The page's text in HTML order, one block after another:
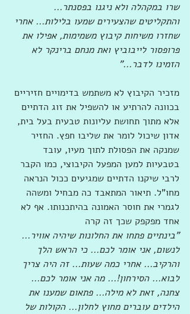
שרו במקהלה ולא ניגנו בפסנתר...
והתקליטים שהצעירים שמעו בלילות... אחרי
שחזרו משיחות קיבוץ משמימות, אפילו את
פרופסור לייבוביץ ואת מנחם ברינקר לא
הזמינו לדבר..."
מזכיר הקיבוץ לא משתמש בדימויים חזיריים
בכוונה להרתיע או להשפיל את זוג הדתיים
אלא מתוך תחושת עליונות טבעית בעל בית,
אדון שיכול לומר את שליבו חפץ. החזיר
שמנקה את הפסולת לתוך מעיו, עובד
בטבעיות למען המפעל הקיבוצי, כמו הקבר
לרבי שיקנו הדתיים שמגיעים ככול הנראה
מחו"ל. תיאור המתאבד כה מבחיל ומשהה
לגמרי את חוסר האמונה בהיתכנותו. אף לא
אחד מפקפק שכך זה קרה
"בינתיים פתחו את החלונות שיהיה אוויר...
לנשום, אני אומר לכם... כי הראש הלך
והרקיב... אחרי כמה שעות... זה היה צריך
לבוא... הסירחון!... מה אני אומר לכם...
צחנה, זאת לא מילה... פתאום שמענו את
הילדים עוברים מחוץ לחלון... הקולות של